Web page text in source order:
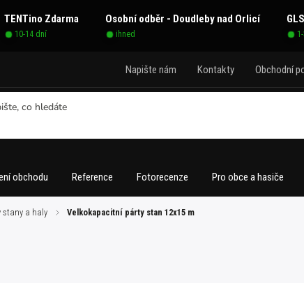
TENTino Zdarma Osobní odběr - Doudleby nad Orlicí
10-14 dní ihned
Napište nám Kontakty Obchodní
obchodu Reference Fotorecenze Pro obce a hasiče
stany a haly / Velkokapacitní párty stan 12x15 m